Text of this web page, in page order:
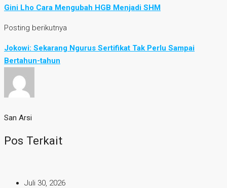
Gini Lho Cara Mengubah HGB Menjadi SHM
Posting berikutnya
Jokowi: Sekarang Ngurus Sertifikat Tak Perlu Sampai
Bertahun-tahun
San Arsi
Pos Terkait
Juli 30, 2026